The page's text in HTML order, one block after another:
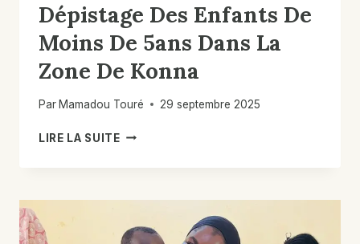
Dépistage Des Enfants De
Moins De 5ans Dans La
Zone De Konna
Par Mamadou Touré 29 septembre 2025
LIRE LA SUITEDÉPISTAGE
MOINS
5ANS